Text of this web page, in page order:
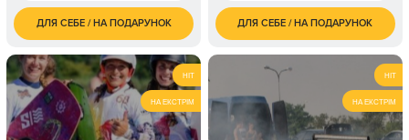
1 100
грн
2 ос. / 15 хвилин
2 200
грн
1 ос. / 30 хвилин
2 100
грн
ДЛЯ СЕБЕ / НА ПОДАРУНОК
1 ос. / 90 хвилин/ 300
куль
грн
10 ос. / 90 хвилин/
7 900
грн
6 ос. / 120 хвилин/
400 шаров
5 940
грн
ДЛЯ СЕБЕ / НА ПОДАРУНОК
HIT
НА ЕКСТРІМ
HIT
НА ЕКСТРІМ